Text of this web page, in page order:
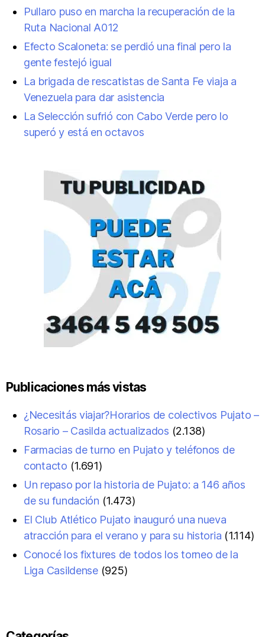
Pullaro puso en marcha la recuperación de la
Ruta Nacional A012
Efecto Scaloneta: se perdió una final pero la
gente festejó igual
La brigada de rescatistas de Santa Fe viaja a
Venezuela para dar asistencia
La Selección sufrió con Cabo Verde pero lo
superó y está en octavos
Publicaciones más vistas
¿Necesitás viajar?Horarios de colectivos Pujato –
Rosario – Casilda actualizados (2.138)
Farmacias de turno en Pujato y teléfonos de
contacto (1.691)
Un repaso por la historia de Pujato: a 146 años
de su fundación (1.473)
El Club Atlético Pujato inauguró una nueva
atracción para el verano y para su historia (1.114)
Conocé los fixtures de todos los torneo de la
Liga Casildense (925)